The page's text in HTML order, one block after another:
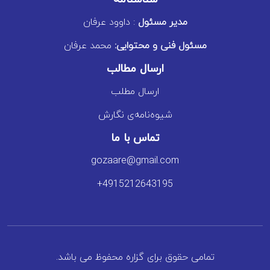
مدیر مسئول: داوود عرفان
مسئول فنی و محتوایی: محمد عرفان
ارسال مطالب
ارسال مطلب
شیوه‌نامه‌ی نگارش
تماس با ما
gozaare@gmail.com
+4915212643195
تمامی حقوق برای گزاره محفوظ می باشد.